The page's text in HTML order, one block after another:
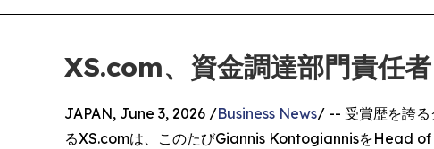
XS.com、資金調達部門責任
JAPAN, June 3, 2026 /Business News/ -- 受賞歴を誇る
るXS.comは、このたびGiannis KontogiannisをHead